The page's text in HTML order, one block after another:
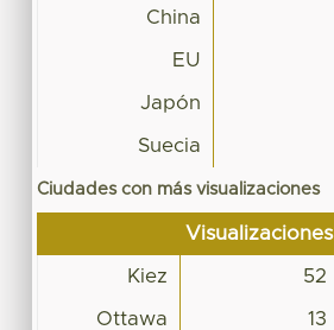
China
EU
Japón
Suecia
Ciudades con más visualizaciones
Visualizaciones
Kiez 52
Ottawa 13